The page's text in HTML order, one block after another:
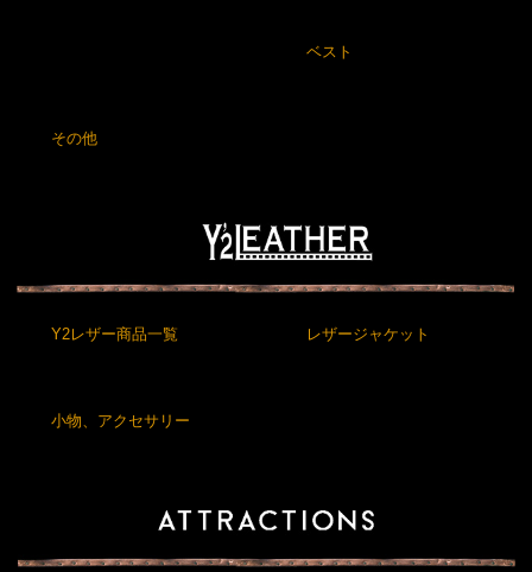
ベスト
その他
Y2レザー商品一覧 レザージャケット
小物、アクセサリー